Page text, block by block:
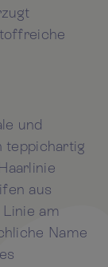
und
teppichartig
aus
am
Name